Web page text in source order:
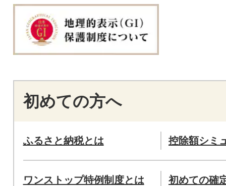
初めての方へ
ふるさと納税とは 控除額シミ
ワンストップ特例制度とは 初めての確